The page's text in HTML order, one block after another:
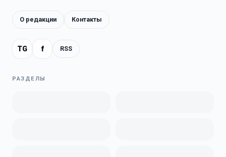
О редакции Контакты
TG f RSS
РАЗДЕЛЫ